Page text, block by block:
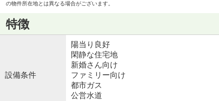
の物件所在地とは異なる場合がございます。
特徴
設備条件
陽当り良好
閑静な住宅地
新婚さん向け
ファミリー向け
都市ガス
公営水道